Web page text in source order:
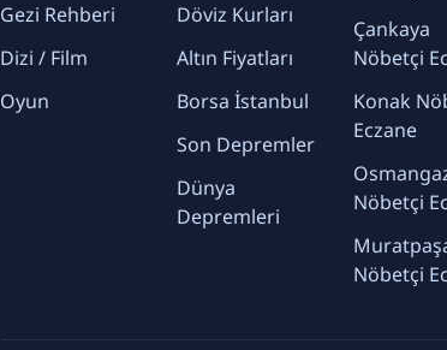
Gezi Rehberi
Dizi / Film
Oyun
Döviz Kurları
Altın Fiyatları
Borsa İstanbul
Son Depremler
Dünya
Depremleri
Çankaya
Nöbetçi
Konak
Eczane
Nöbetçi
Nöbetçi